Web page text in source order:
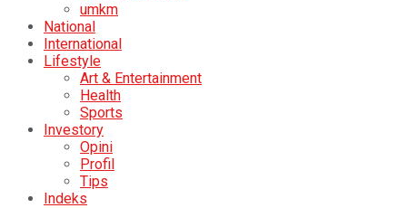
umkm
National
International
Lifestyle
Art & Entertainment
Health
Sports
Investory
Opini
Profil
Tips
Indeks